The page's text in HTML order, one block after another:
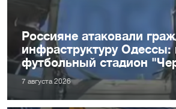
Россияне атаковали
инфраструктуру
футбольный стадион
7 августа 2026